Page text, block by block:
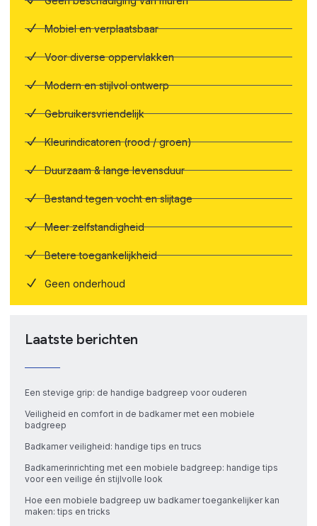
Mobiel en verplaatsbaar
Voor diverse oppervlakken
Modern en stijlvol ontwerp
Gebruikersvriendelijk
Kleurindicatoren (rood / groen)
Duurzaam & lange levensduur
Bestand tegen vocht en slijtage
Meer zelfstandigheid
Betere toegankelijkheid
Geen onderhoud
Laatste berichten
Een stevige grip: de handige badgreep voor ouderen
Veiligheid en comfort in de badkamer met een mobiele
badgreep
Badkamer veiligheid: handige tips en trucs
Badkamerinrichting met een mobiele badgreep: handige tips
voor een veilige én stijlvolle look
Hoe een mobiele badgreep uw badkamer toegankelijker kan
maken: tips en tricks